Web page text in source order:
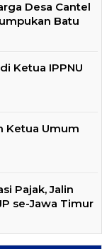
Desa Cantel
Batu
Ketua IPPNU
Ketua Umum
Pajak, Jalin
se-Jawa Timur